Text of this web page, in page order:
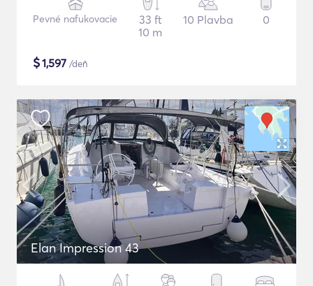
Pevné nafukovacie
33 ft
10 m
10 Plavba 0
$1,597 /deň
Elan Impression 43